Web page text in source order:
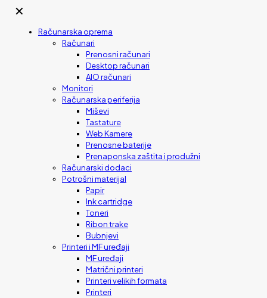
✕
Računarska oprema
Računari
Prenosni računari
Desktop računari
AIO računari
Monitori
Računarska periferija
Miševi
Tastature
Web Kamere
Prenosne baterije
Prenaponska zaštita i produžni
Računarski dodaci
Potrošni materijal
Papir
Ink cartridge
Toneri
Ribon trake
Bubnjevi
Printeri i MF uređaji
MF uređaji
Matrični printeri
Printeri velikih formata
Printeri